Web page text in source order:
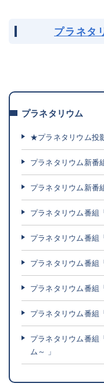
プラネタ
プラネタリウム
★プラネタリウム投
プラネタリウム新番
プラネタリウム新番
プラネタリウム番組
プラネタリウム番組
プラネタリウム番組
プラネタリウム番組
プラネタリウム番組
プラネタリウム番組
ム～ 」